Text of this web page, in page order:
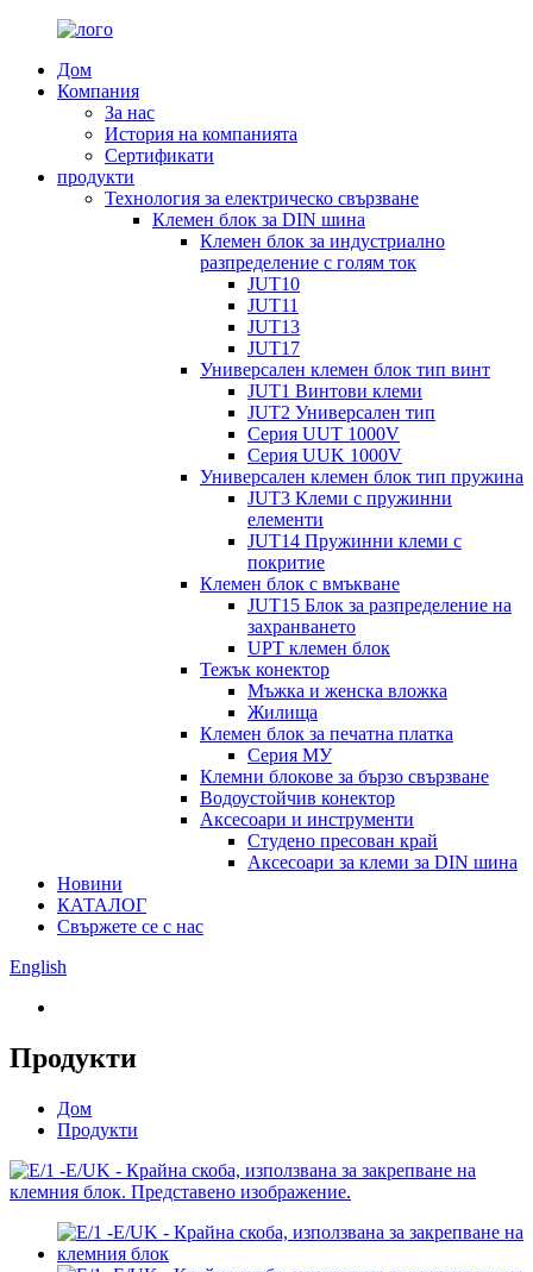
Дом
Компания
За нас
История на компанията
Сертификати
продукти
Технология за електрическо свързване
Клемен блок за DIN шина
Клемен блок за индустриално
разпределение с голям ток
JUT10
JUT11
JUT13
JUT17
Универсален клемен блок тип винт
JUT1 Винтови клеми
JUT2 Универсален тип
Серия UUT 1000V
Серия UUK 1000V
Универсален клемен блок тип пружина
JUT3 Клеми с пружинни
елементи
JUT14 Пружинни клеми с
покритие
Клемен блок с вмъкване
JUT15 Блок за разпределение на
захранването
UPT клемен блок
Тежък конектор
Мъжка и женска вложка
Жилища
Клемен блок за печатна платка
Серия МУ
Клемни блокове за бързо свързване
Водоустойчив конектор
Аксесоари и инструменти
Студено пресован край
Аксесоари за клеми за DIN шина
Новини
КАТАЛОГ
Свържете се с нас
English
Продукти
Дом
Продукти